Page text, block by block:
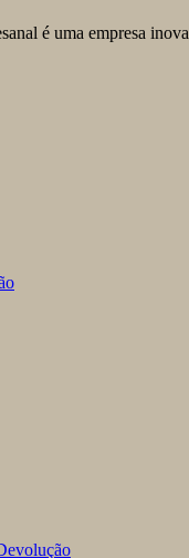
é uma empresa